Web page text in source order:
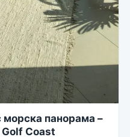
морска панорама –
Coast